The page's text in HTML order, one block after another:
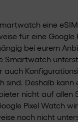
eine
für eine Google
bei eurem
Smartwatch
auch
sind. Deshalb kann
nicht auf allen
Pixel Watch
noch nicht